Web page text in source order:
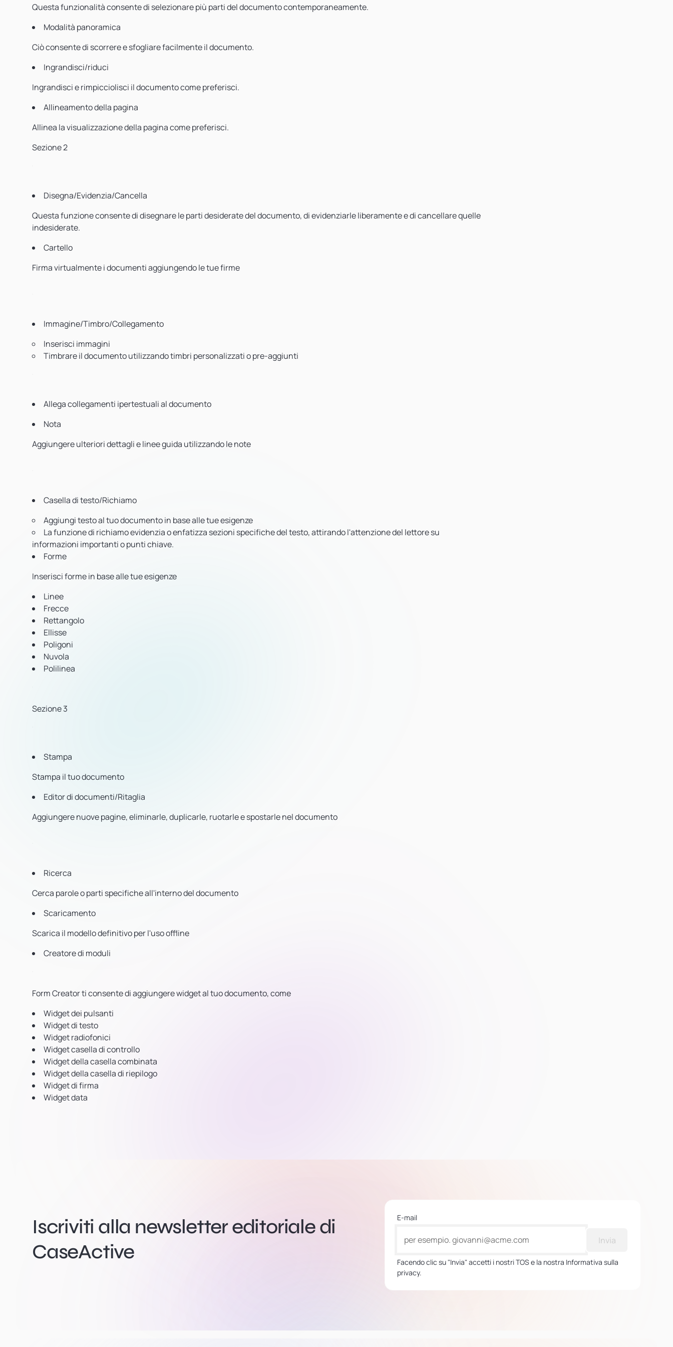
Questa funzionalità consente di selezionare più parti del documento contemporaneamente.
Modalità panoramica
Ciò consente di scorrere e sfogliare facilmente il documento.
Ingrandisci/riduci
Ingrandisci e rimpicciolisci il documento come preferisci.
Allineamento della pagina
Allinea la visualizzazione della pagina come preferisci.
Sezione 2
Disegna/Evidenzia/Cancella
Questa funzione consente di disegnare le parti desiderate del documento, di evidenziarle liberamente e di cancellare quelle
indesiderate.
Cartello
Firma virtualmente i documenti aggiungendo le tue firme
Immagine/Timbro/Collegamento
Inserisci immagini
Timbrare il documento utilizzando timbri personalizzati o pre-aggiunti
Allega collegamenti ipertestuali al documento
Nota
Aggiungere ulteriori dettagli e linee guida utilizzando le note
Casella di testo/Richiamo
Aggiungi testo al tuo documento in base alle tue esigenze
La funzione di richiamo evidenzia o enfatizza sezioni specifiche del testo, attirando l'attenzione del lettore su
informazioni importanti o punti chiave.
Forme
Inserisci forme in base alle tue esigenze
Linee
Frecce
Rettangolo
Ellisse
Poligoni
Nuvola
Polilinea
Sezione 3
Stampa
Stampa il tuo documento
Editor di documenti/Ritaglia
Aggiungere nuove pagine, eliminarle, duplicarle, ruotarle e spostarle nel documento
Ricerca
Cerca parole o parti specifiche all'interno del documento
Scaricamento
Scarica il modello definitivo per l'uso offline
Creatore di moduli
Form Creator ti consente di aggiungere widget al tuo documento, come
Widget dei pulsanti
Widget di testo
Widget radiofonici
Widget casella di controllo
Widget della casella combinata
Widget della casella di riepilogo
Widget di firma
Widget data
Iscriviti alla newsletter editoriale di
CaseActive
E-mail
Invia
Facendo clic su "Invia" accetti i nostri TOS e la nostra Informativa sulla
privacy.